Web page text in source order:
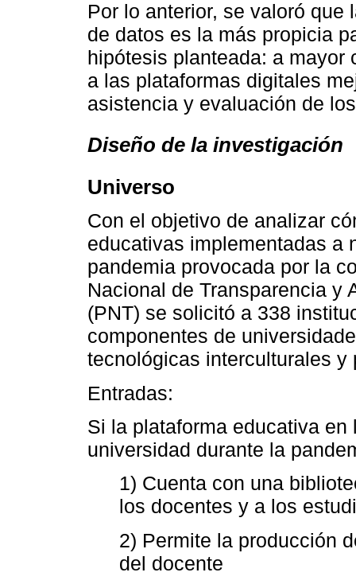
Por lo anterior, se valoró
de datos es la más propicia
hipótesis planteada: a
a las plataformas digitales
asistencia y evaluación de
Diseño de la investigación
Universo
Con el objetivo de analizar
educativas implementadas a
pandemia provocada por la
Nacional de Transparencia y
(PNT) se solicitó a 338
componentes de
tecnológicas interculturales
Entradas:
Si la plataforma educativa
universidad durante la
1) Cuenta con una
los docentes y a los
2) Permite la producción
del docente